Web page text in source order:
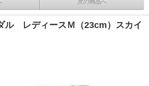
次の商品へ
ル レディースＭ（23cm）スカイ